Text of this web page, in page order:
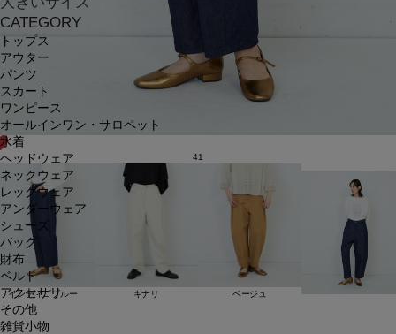
CATEGORY
トップス
アウター
パンツ
スカート
ワンピース
オールインワン・サロペット
水着
ヘッドウェア
ネックウェア
レッグウェア
アンダーウェア
シューズ
バッグ
財布
ベルト
アクセサリ
その他
雑貨小物
41
インディゴブルー キナリ ベージュ